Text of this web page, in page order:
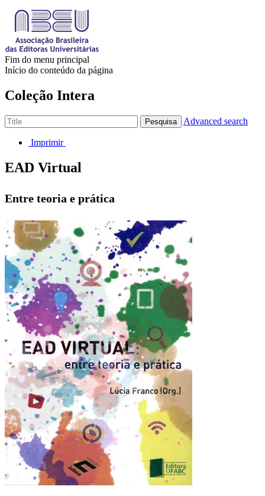
Fim do menu principal
Início do conteúdo da página
Coleção Intera
Pesquisa Advanced search
Imprimir
EAD Virtual
Entre teoria e prática